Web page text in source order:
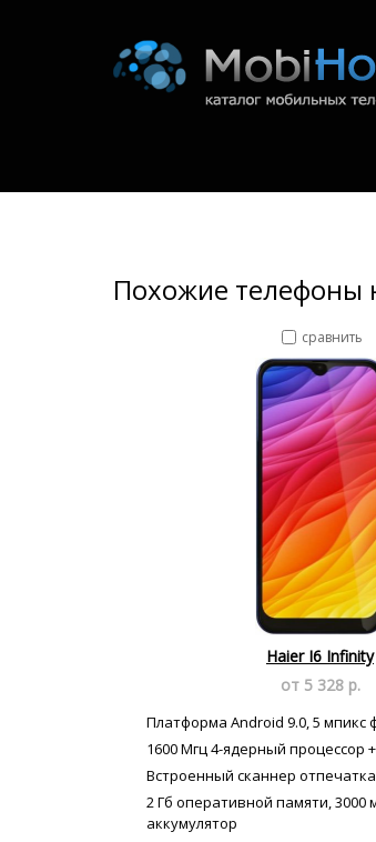
Похожие телефоны
сравнить
Haier I6 Infinity
от 5 328 р.
Платформа Android 9.0, 5 мпикс
1600 Мгц 4-ядерный процессор
Встроенный сканнер
2 Гб оперативной памяти, 3000
аккумулятор